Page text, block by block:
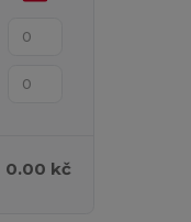
0.00 kč